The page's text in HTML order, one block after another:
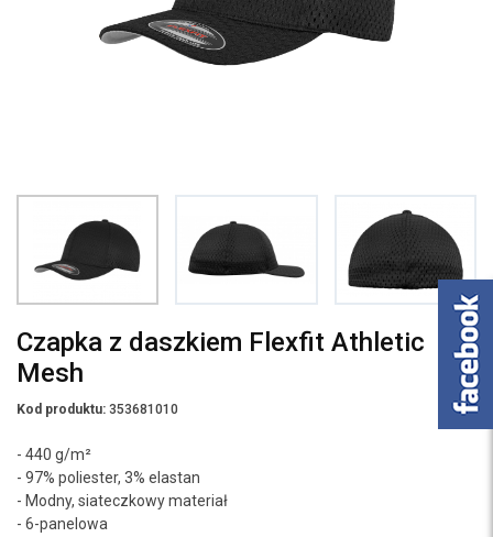
Czapka z daszkiem Flexfit Athletic
Mesh
Kod produktu: 353681010
- 440 g/m²
- 97% poliester, 3% elastan
- Modny, siateczkowy materiał
- 6-panelowa